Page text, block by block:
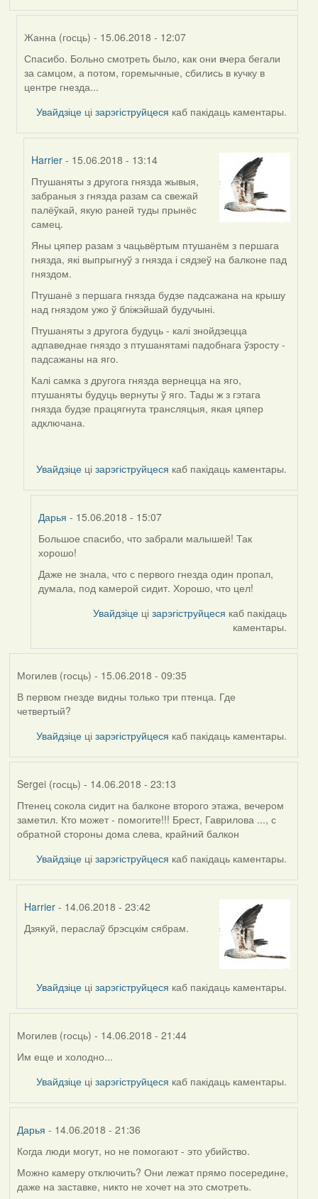
Жанна (госць) - 15.06.2018 - 12:07
In
reply
to
Спасибо. Больно смотреть было, как они вчера бегали
за самцом, а потом, горемычные, сбились в кучку в
центре гнезда...
Увайдзіце цізарэгіструйцеся каб пакідаць каментары.
Harrier - 15.06.2018 - 13:14
In
reply
to
by
Жанна
(госць)
Птушаняты з другога гнязда жывыя,
забраныя з гнязда разам са свежай
палёўкай, якую раней туды прынёс
самец.
Яны цяпер разам з чацьвёртым птушанём з першага
гнязда, які выпрыгнуў з гнязда і сядзеў на балконе пад
гняздом.
Птушанё з першага гнязда будзе падсажана на крышу
над гняздом ужо ў бліжэйшай будучыні.
Птушаняты з другога будуць - калі знойдзецца
адпаведнае гняздо з птушанятамі падобнага ўзросту -
падсажаны на яго.
Калі самка з другога гнязда вернецца на яго,
птушаняты будуць вернуты ў яго. Тады ж з гэтага
гнязда будзе працягнута трансляцыя, якая цяпер
адключана.
Увайдзіце цізарэгіструйцеся каб пакідаць каментары.
Дарья - 15.06.2018 - 15:07
In
reply
to
by
Большое спасибо, что забрали малышей! Так
хорошо!
Даже не знала, что с первого гнезда один пропал,
думала, под камерой сидит. Хорошо, что цел!
Увайдзіце цізарэгіструйцеся каб пакідаць
каментары.
Могилев (госць) - 15.06.2018 - 09:35
В первом гнезде видны только три птенца. Где
четвертый?
Увайдзіце цізарэгіструйцеся каб пакідаць каментары.
Sergei (госць) - 14.06.2018 - 23:13
Птенец сокола сидит на балконе второго этажа, вечером
заметил. Кто может - помогите!!! Брест, Гаврилова ..., с
обратной стороны дома слева, крайний балкон
Увайдзіце цізарэгіструйцеся каб пакідаць каментары.
Harrier - 14.06.2018 - 23:42
In
Sergei
(госць)
Дзякуй, пераслаў брэсцкім сябрам.
Увайдзіце цізарэгіструйцеся каб пакідаць каментары.
Могилев (госць) - 14.06.2018 - 21:44
Им еще и холодно...
Увайдзіце цізарэгіструйцеся каб пакідаць каментары.
Дарья - 14.06.2018 - 21:36
Когда люди могут, но не помогают - это убийство.
Можно камеру отключить? Они лежат прямо посередине,
даже на заставке, никто не хочет на это смотреть.